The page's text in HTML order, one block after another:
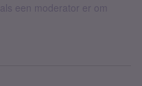
een moderator er om